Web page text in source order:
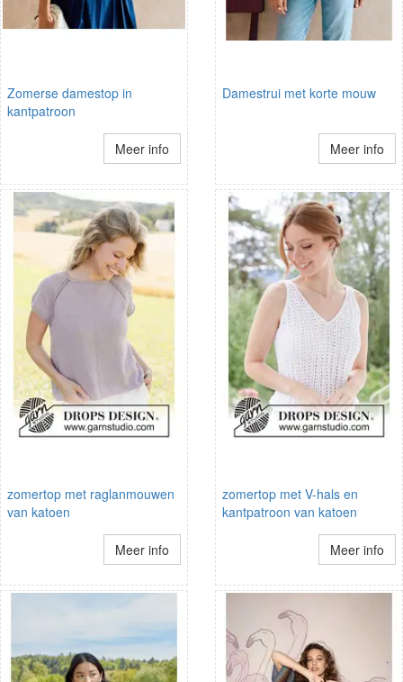
Zomerse damestop in
kantpatroon
Meer info
Damestrui met korte mouw
Meer info
zomertop met raglanmouwen
van katoen
Meer info
zomertop met V-hals en
kantpatroon van katoen
Meer info